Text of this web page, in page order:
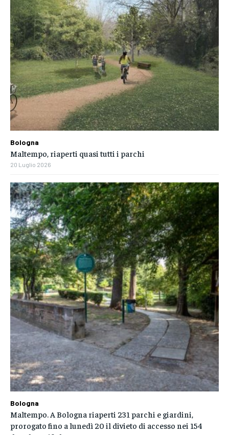
Bologna
Maltempo, riaperti quasi tutti i parchi
20 Luglio 2026
Bologna
Maltempo. A Bologna riaperti 231 parchi e giardini,
prorogato fino a lunedì 20 il divieto di accesso nei 154